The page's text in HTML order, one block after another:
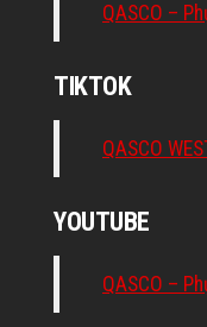
QASCO –
TIKTOK
QASCO
YOUTUBE
QASCO –